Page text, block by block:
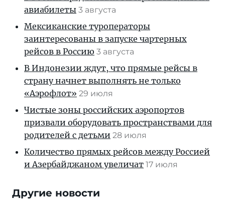
авиабилеты 3 августа
Мексиканские туроператоры
заинтересованы в запуске чартерных
рейсов в Россию 3 августа
В Индонезии ждут, что прямые рейсы в
страну начнет выполнять не только
«Аэрофлот» 29 июля
Чистые зоны российских аэропортов
призвали оборудовать пространствами для
родителей с детьми 28 июля
Количество прямых рейсов между Россией
и Азербайджаном увеличат 17 июля
Другие новости